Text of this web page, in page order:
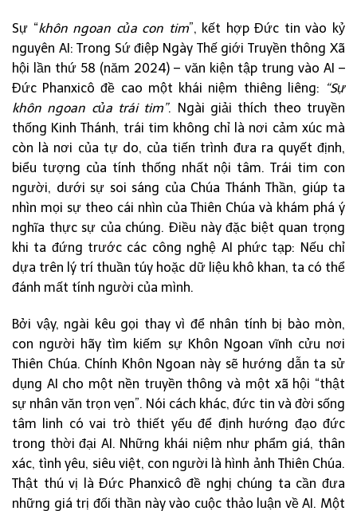
Sự “khôn ngoan của con tim”, kết hợp Đức tin vào kỷ
nguyên AI: Trong Sứ điệp Ngày Thế giới Truyền thông Xã
hội lần thứ 58 (năm 2024) – văn kiện tập trung vào AI –
Đức Phanxicô đề cao một khái niệm thiêng liêng: “Sự
khôn ngoan của trái tim”. Ngài giải thích theo truyền
thống Kinh Thánh, trái tim không chỉ là nơi cảm xúc mà
còn là nơi của tự do, của tiến trình đưa ra quyết định,
biểu tượng của tính thống nhất nội tâm. Trái tim con
người, dưới sự soi sáng của Chúa Thánh Thần, giúp ta
nhìn mọi sự theo cái nhìn của Thiên Chúa và khám phá ý
nghĩa thực sự của chúng. Điều này đặc biệt quan trọng
khi ta đứng trước các công nghệ AI phức tạp: Nếu chỉ
dựa trên lý trí thuần túy hoặc dữ liệu khô khan, ta có thể
đánh mất tính người của mình.
Bởi vậy, ngài kêu gọi thay vì để nhân tính bị bào mòn,
con người hãy tìm kiếm sự Khôn Ngoan vĩnh cửu nơi
Thiên Chúa. Chính Khôn Ngoan này sẽ hướng dẫn ta sử
dụng AI cho một nền truyền thông và một xã hội “thật
sự nhân văn trọn vẹn”. Nói cách khác, đức tin và đời sống
tâm linh có vai trò thiết yếu để định hướng đạo đức
trong thời đại AI. Những khái niệm như phẩm giá, thân
xác, tình yêu, siêu việt, con người là hình ảnh Thiên Chúa.
Thật thú vị là Đức Phanxicô đề nghị chúng ta cần đưa
những giá trị đối thần này vào cuộc thảo luận về AI. Một